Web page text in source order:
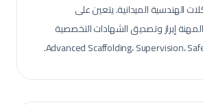
الهندسية الميدانية.يتعين على
إبراز وتصديق الشهادات التخصصية